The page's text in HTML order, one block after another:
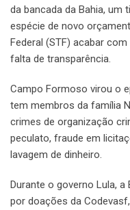
da bancada da Bahia, um
espécie de novo
Federal (STF) acabar
falta de transparência.
Campo Formoso virou o
tem membros da família
crimes de organização
peculato, fraude em
lavagem de dinheiro.
Durante o governo Lula,
por doações da